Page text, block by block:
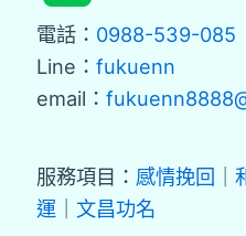
電話： 0988-539-085
Line： fukuenn
email：
服務項目： 感情挽回
運
文昌功名